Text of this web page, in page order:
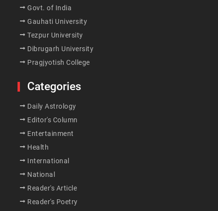
Govt. of India
Gauhati University
Tezpur University
Dibrugarh University
Pragjyotish College
Categories
Daily Astrology
Editor's Column
Entertainment
Health
International
National
Reader's Article
Reader's Poetry